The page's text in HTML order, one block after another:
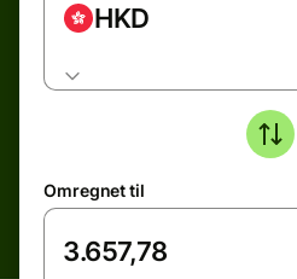
HKD
Omregnet til